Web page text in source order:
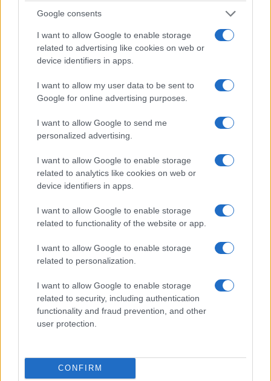
Google consents
I want to allow Google to enable storage
related to advertising like cookies on web or
device identifiers in apps.
I want to allow my user data to be sent to
Google for online advertising purposes.
I want to allow Google to send me
personalized advertising.
I want to allow Google to enable storage
related to analytics like cookies on web or
device identifiers in apps.
I want to allow Google to enable storage
related to functionality of the website or app.
I want to allow Google to enable storage
related to personalization.
I want to allow Google to enable storage
related to security, including authentication
functionality and fraud prevention, and other
user protection.
CONFIRM
ΚΟΙΝΩΝΊΑ
Η νεολαία γέμισε την
Γρεβενών στη μεγάλη
συναυλία της
Marseaux
(Βίντεο+Φωτογραφίες)
ΚΟΙΝΩΝΊΑ
Υποδιευθυντή ο
Διοικητής της
Τροχαίας Πτολεμαΐδας
Το Daddy Cool Party
επιστρέφει στην
Κοζάνη την
Παρασκευή 21/8
8 Αυγούστου 2026, 7:33 μμ
Γαβρίλος
Σιδηρόπουλος και
Αναστασία
Πέμπτη 20/8